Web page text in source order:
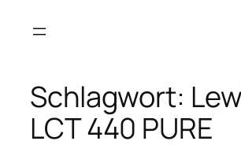
Inhalt
Schlagwort:
LCT 440 PURE